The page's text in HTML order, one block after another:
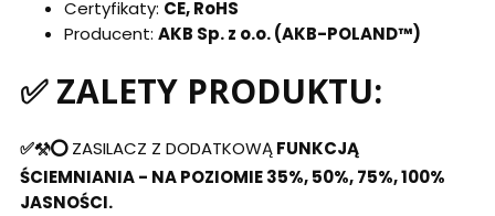
Certyfikaty: CE, RoHS
Producent: AKB Sp. z o.o. (AKB-POLAND™)
✅ ZALETY PRODUKTU:
✅⚒️⭕ZASILACZ Z DODATKOWĄFUNKCJĄ
ŚCIEMNIANIA - NA POZIOMIE 35%, 50%, 75%, 100%
JASNOŚCI.